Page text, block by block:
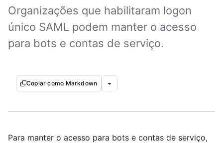
Organizações que habilitaram logon
único SAML podem manter o acesso
para bots e contas de serviço.
Copiar como Markdown
Para manter o acesso para bots e contas de serviço,